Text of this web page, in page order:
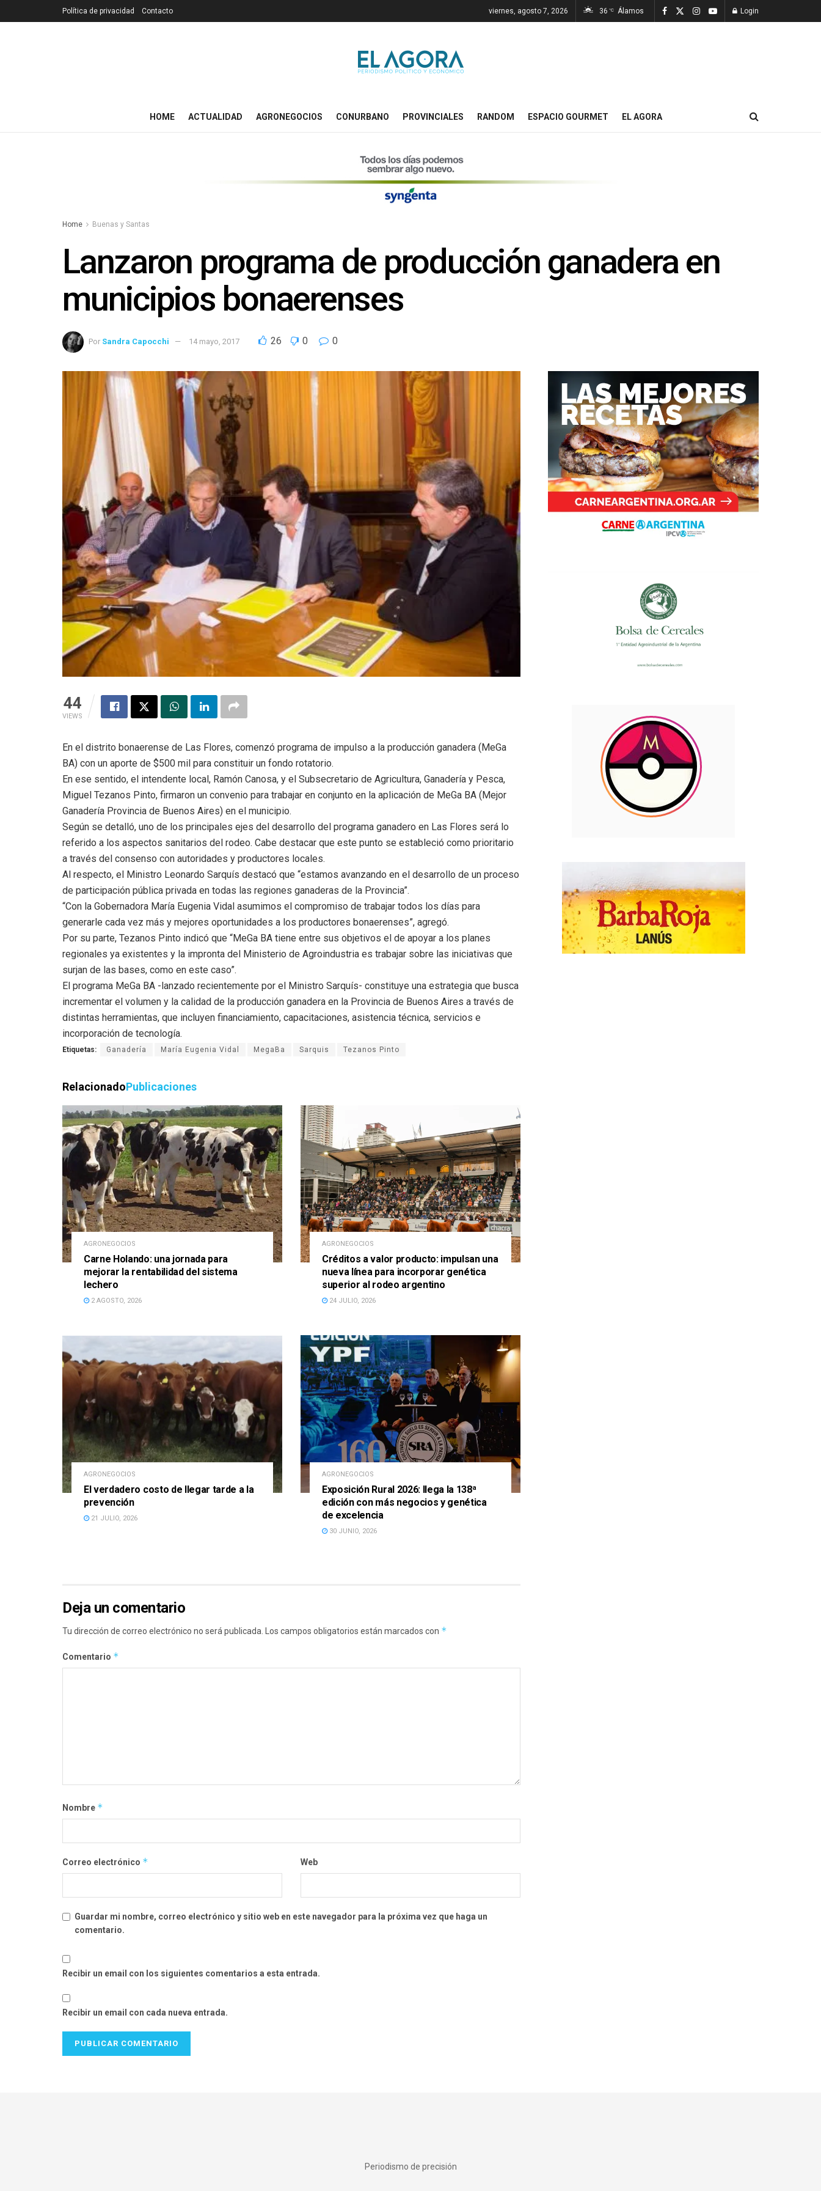
Política de privacidad Contacto viernes, agosto 7, 2026 36 °C Álamos Login
HOME ACTUALIDAD AGRONEGOCIOS CONURBANO PROVINCIALES RANDOM ESPACIO GOURMET EL AGORA
Home Buenas y Santas
Lanzaron programa de producción ganadera en
municipios bonaerenses
Por Sandra Capocchi 14 mayo, 2017 26 0 0
44
VIEWS
En el distrito bonaerense de Las Flores, comenzó programa de impulso a la producción ganadera (MeGa
BA) con un aporte de $500 mil para constituir un fondo rotatorio.
En ese sentido, el intendente local, Ramón Canosa, y el Subsecretario de Agricultura, Ganadería y Pesca,
Miguel Tezanos Pinto, firmaron un convenio para trabajar en conjunto en la aplicación de MeGa BA (Mejor
Ganadería Provincia de Buenos Aires) en el municipio.
Según se detalló, uno de los principales ejes del desarrollo del programa ganadero en Las Flores será lo
referido a los aspectos sanitarios del rodeo. Cabe destacar que este punto se estableció como prioritario
a través del consenso con autoridades y productores locales.
Al respecto, el Ministro Leonardo Sarquís destacó que “estamos avanzando en el desarrollo de un proceso
de participación pública privada en todas las regiones ganaderas de la Provincia”.
“Con la Gobernadora María Eugenia Vidal asumimos el compromiso de trabajar todos los días para
generarle cada vez más y mejores oportunidades a los productores bonaerenses”, agregó.
Por su parte, Tezanos Pinto indicó que “MeGa BA tiene entre sus objetivos el de apoyar a los planes
regionales ya existentes y la impronta del Ministerio de Agroindustria es trabajar sobre las iniciativas que
surjan de las bases, como en este caso”.
El programa MeGa BA -lanzado recientemente por el Ministro Sarquís- constituye una estrategia que busca
incrementar el volumen y la calidad de la producción ganadera en la Provincia de Buenos Aires a través de
distintas herramientas, que incluyen financiamiento, capacitaciones, asistencia técnica, servicios e
incorporación de tecnología.
Etiquetas: Ganadería María Eugenia Vidal MegaBa Sarquis Tezanos Pinto
RelacionadoPublicaciones
AGRONEGOCIOS
Carne Holando: una jornada para
mejorar la rentabilidad del sistema
lechero
2 AGOSTO, 2026
AGRONEGOCIOS
Créditos a valor producto: impulsan una
nueva línea para incorporar genética
superior al rodeo argentino
24 JULIO, 2026
AGRONEGOCIOS
El verdadero costo de llegar tarde a la
prevención
21 JULIO, 2026
AGRONEGOCIOS
Exposición Rural 2026: llega la 138ª
edición con más negocios y genética
de excelencia
30 JUNIO, 2026
Deja un comentario
Tu dirección de correo electrónico no será publicada. Los campos obligatorios están marcados con *
Comentario *
Nombre *
Correo electrónico * Web
Guardar mi nombre, correo electrónico y sitio web en este navegador para la próxima vez que haga un
comentario.
Recibir un email con los siguientes comentarios a esta entrada.
Recibir un email con cada nueva entrada.
Periodismo de precisión